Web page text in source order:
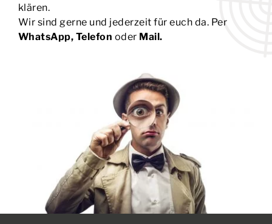
klären.
Wir sind gerne und jederzeit für euch da. Per
WhatsApp, Telefon oder Mail.